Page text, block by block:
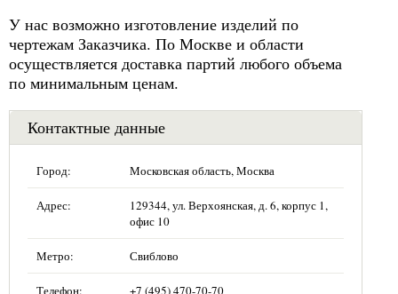
У нас возможно изготовление изделий по
чертежам Заказчика. По Москве и области
осуществляется доставка партий любого объема
по минимальным ценам.
Контактные данные
Город: Московская область, Москва
Адрес:
129344, ул. Верхоянская, д. 6, корпус 1,
офис 10
Метро: Свиблово
Телефон: +7 (495) 470-70-70